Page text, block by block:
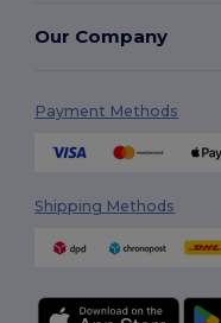
Our Company
Payment Methods
Shipping Methods